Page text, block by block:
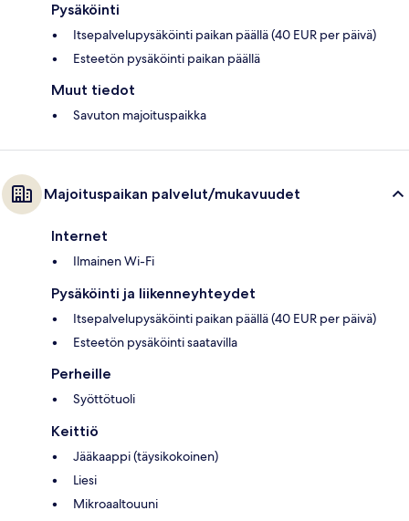
Pysäköinti
Itsepalvelupysäköinti paikan päällä (40 EUR per päivä)
Esteetön pysäköinti paikan päällä
Muut tiedot
Savuton majoituspaikka
Majoituspaikan palvelut/mukavuudet
Internet
Ilmainen Wi-Fi
Pysäköinti ja liikenneyhteydet
Itsepalvelupysäköinti paikan päällä (40 EUR per päivä)
Esteetön pysäköinti saatavilla
Perheille
Syöttötuoli
Keittiö
Jääkaappi (täysikokoinen)
Liesi
Mikroaaltouuni